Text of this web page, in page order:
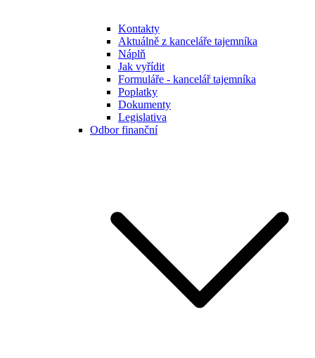
Kontakty
Aktuálně z kanceláře tajemníka
Náplň
Jak vyřídit
Formuláře - kancelář tajemníka
Poplatky
Dokumenty
Legislativa
Odbor finanční